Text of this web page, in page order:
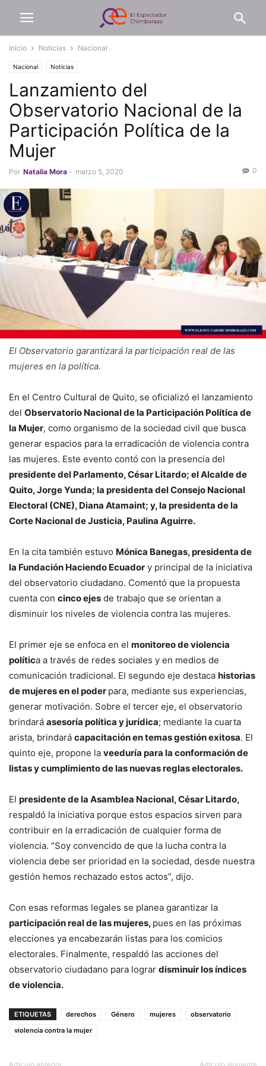
Inicio Noticias Nacional
Nacional Noticias
Lanzamiento del
Observatorio Nacional de la
Participación Política de la
Mujer
Por Natalia Mora - marzo 5, 2020 0
El Observatorio garantizará la participación real de las
mujeres en la política.
En el Centro Cultural de Quito, se oficializó el lanzamiento
del Observatorio Nacional de la Participación Política de
la Mujer, como organismo de la sociedad civil que busca
generar espacios para la erradicación de violencia contra
las mujeres. Este evento contó con la presencia del
presidente del Parlamento, César Litardo; el Alcalde de
Quito, Jorge Yunda; la presidenta del Consejo Nacional
Electoral (CNE), Diana Atamaint; y, la presidenta de la
Corte Nacional de Justicia, Paulina Aguirre.
En la cita también estuvo Mónica Banegas, presidenta de
la Fundación Haciendo Ecuador y principal de la iniciativa
del observatorio ciudadano. Comentó que la propuesta
cuenta con cinco ejes de trabajo que se orientan a
disminuir los niveles de violencia contra las mujeres.
El primer eje se enfoca en el monitoreo de violencia
política a través de redes sociales y en medios de
comunicación tradicional. El segundo eje destaca historias
de mujeres en el poder para, mediante sus experiencias,
generar motivación. Sobre el tercer eje, el observatorio
brindará asesoría política y jurídica; mediante la cuarta
arista, brindará capacitación en temas gestión exitosa. El
quinto eje, propone la veeduría para la conformación de
listas y cumplimiento de las nuevas reglas electorales.
El presidente de la Asamblea Nacional, César Litardo,
respaldó la iniciativa porque estos espacios sirven para
contribuir en la erradicación de cualquier forma de
violencia. “Soy convencido de que la lucha contra la
violencia debe ser prioridad en la sociedad, desde nuestra
gestión hemos rechazado estos actos”, dijo.
Con esas reformas legales se planea garantizar la
participación real de las mujeres, pues en las próximas
elecciones ya encabezarán listas para los comicios
electorales. Finalmente, respaldó las acciones del
observatorio ciudadano para lograr disminuir los índices
de violencia.
ETIQUETAS derechos Género mujeres
observatorio
violencia contra la mujer